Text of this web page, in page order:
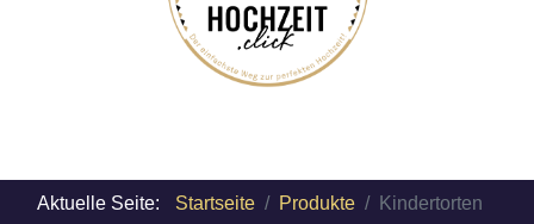
Aktuelle Seite: Startseite Produkte Kindertorten